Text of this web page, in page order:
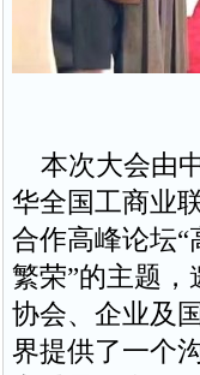
本次大会由
华全国工商业
合作高峰论坛“
繁荣”的主题
协会、企业及
界提供了一个